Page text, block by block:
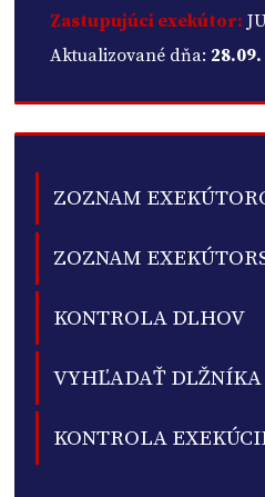
Zastupujúci exekútor:
Aktualizované dňa:
ZOZNAM
ZOZNAM
KONTROLA DLHOV
VYHĽADAŤ DLŽNÍKA
KONTROLA